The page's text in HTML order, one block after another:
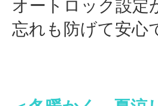
オートロック設定
忘れも防げて安心